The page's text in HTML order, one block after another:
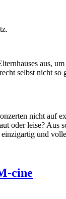
aus,
selbst nicht so
nicht auf
oder leise? Aus
und
cine